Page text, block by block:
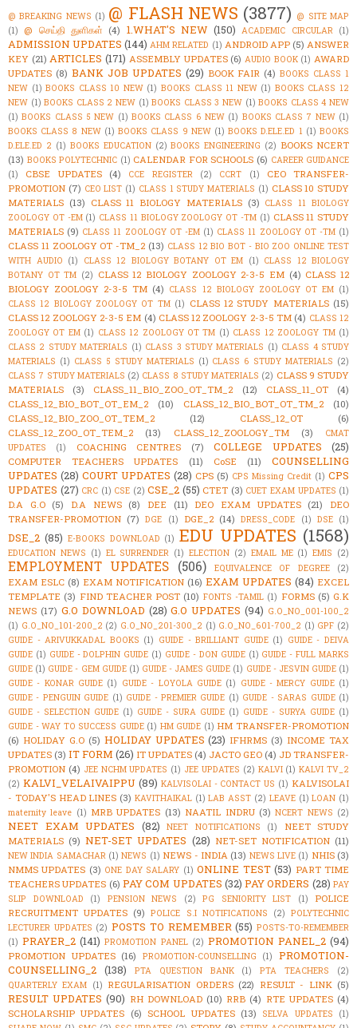
@ BREAKING NEWS (1) @ FLASH NEWS (3877) @ SITE MAP
(1) @ செய்தி துளிகள் (4) 1.WHAT'S NEW (150) ACADEMIC CIRCULAR (1)
ADMISSION UPDATES (144) AHM RELATED (1) ANDROID APP (5) ANSWER
KEY (21) ARTICLES (171) ASSEMBLY UPDATES (6) AUDIO BOOK (1) AWARD
UPDATES (8) BANK JOB UPDATES (29) BOOK FAIR (4) BOOKS CLASS 1
NEW (1) BOOKS CLASS 10 NEW (1) BOOKS CLASS 11 NEW (1) BOOKS CLASS 12
NEW (1) BOOKS CLASS 2 NEW (1) BOOKS CLASS 3 NEW (1) BOOKS CLASS 4 NEW
(1) BOOKS CLASS 5 NEW (1) BOOKS CLASS 6 NEW (1) BOOKS CLASS 7 NEW (1)
BOOKS CLASS 8 NEW (1) BOOKS CLASS 9 NEW (1) BOOKS D.ELE.ED 1 (1) BOOKS
D.ELE.ED 2 (1) BOOKS EDUCATION (2) BOOKS ENGINEERING (2) BOOKS NCERT
(13) BOOKS POLYTECHNIC (1) CALENDAR FOR SCHOOLS (6) CAREER GUIDANCE
(1)
CBSE UPDATES (4) CCE REGISTER (2) CCRT (1)
CEO TRANSFER-
PROMOTION (7) CEO LIST (1) CLASS 1 STUDY MATERIALS (1) CLASS 10 STUDY
MATERIALS (13) CLASS 11 BIOLOGY MATERIALS (3) CLASS 11 BIOLOGY
ZOOLOGY OT -EM (1) CLASS 11 BIOLOGY ZOOLOGY OT -TM (1) CLASS 11 STUDY
MATERIALS (9) CLASS 11 ZOOLOGY OT -EM (1) CLASS 11 ZOOLOGY OT -TM (1)
CLASS 11 ZOOLOGY OT -TM_2 (13) CLASS 12 BIO BOT - BIO ZOO ONLINE TEST
WITH AUDIO (1) CLASS 12 BIOLOGY BOTANY OT EM (1) CLASS 12 BIOLOGY
BOTANY OT TM (2) CLASS 12 BIOLOGY ZOOLOGY 2-3-5 EM (4) CLASS 12
BIOLOGY ZOOLOGY 2-3-5 TM (4) CLASS 12 BIOLOGY ZOOLOGY OT EM (1)
CLASS 12 BIOLOGY ZOOLOGY OT TM (1) CLASS 12 STUDY MATERIALS (15)
CLASS 12 ZOOLOGY 2-3-5 EM (4) CLASS 12 ZOOLOGY 2-3-5 TM (4) CLASS 12
ZOOLOGY OT EM (1) CLASS 12 ZOOLOGY OT TM (1) CLASS 12 ZOOLOGY TM (1)
CLASS 2 STUDY MATERIALS (1) CLASS 3 STUDY MATERIALS (1) CLASS 4 STUDY
MATERIALS (1) CLASS 5 STUDY MATERIALS (1) CLASS 6 STUDY MATERIALS (2)
CLASS 7 STUDY MATERIALS (2) CLASS 8 STUDY MATERIALS (2) CLASS 9 STUDY
MATERIALS
(3) CLASS_11_BIO_ZOO_OT_TM_2 (12) CLASS_11_OT
(4)
CLASS_12_BIO_BOT_OT_EM_2
(10) CLASS_12_BIO_BOT_OT_TM_2
(10)
CLASS_12_BIO_ZOO_OT_TEM_2
(12) CLASS_12_OT
(6)
CLASS_12_ZOO_OT_TEM_2
(13) CLASS_12_ZOOLOGY_TM (3)
CMAT
UPDATES
(1) COACHING CENTRES (7) COLLEGE UPDATES (25)
COMPUTER TEACHERS UPDATES (11) CoSE (11)
COUNSELLING
UPDATES (28) COURT UPDATES (28) CPS (5) CPS Missing Credit (1) CPS
UPDATES (27) CRC (1) CSE (2) CSE_2 (55) CTET (3) CUET EXAM UPDATES (1)
D.A G.O (5) D.A NEWS (8) DEE (11) DEO EXAM UPDATES (21)
DEO
TRANSFER-PROMOTION (7) DGE (1) DGE_2 (14) DRESS_CODE (1) DSE (1)
DSE_2 (85) E-BOOKS DOWNLOAD (1) EDU UPDATES (1568)
EDUCATION NEWS (1) EL SURRENDER (1) ELECTION (2) EMAIL ME (1) EMIS (2)
EMPLOYMENT UPDATES (506) EQUIVALENCE OF DEGREE (2)
EXAM ESLC (8) EXAM NOTIFICATION (16) EXAM UPDATES (84) EXCEL
TEMPLATE (3) FIND TEACHER POST (10) FONTS -TAMIL (1) FORMS (5) G.K
NEWS (17) G.O DOWNLOAD (28) G.O UPDATES (94) G.O_NO_001-100_2
(1) G.O_NO_101-200_2 (2) G.O_NO_201-300_2 (1) G.O_NO_601-700_2 (1) GPF (2)
GUIDE - ARIVUKKADAL BOOKS (1) GUIDE - BRILLIANT GUIDE (1) GUIDE - DEIVA
GUIDE (1) GUIDE - DOLPHIN GUIDE (1) GUIDE - DON GUIDE (1) GUIDE - FULL MARKS
GUIDE (1) GUIDE - GEM GUIDE (1) GUIDE - JAMES GUIDE (1) GUIDE - JESVIN GUIDE (1)
GUIDE - KONAR GUIDE (1) GUIDE - LOYOLA GUIDE (1) GUIDE - MERCY GUIDE (1)
GUIDE - PENGUIN GUIDE (1) GUIDE - PREMIER GUIDE (1) GUIDE - SARAS GUIDE (1)
GUIDE - SELECTION GUIDE (1) GUIDE - SURA GUIDE (1) GUIDE - SURYA GUIDE (1)
GUIDE - WAY TO SUCCESS GUIDE (1) HM GUIDE (1) HM TRANSFER-PROMOTION
(6) HOLIDAY G.O (5) HOLIDAY UPDATES (23) IFHRMS (3) INCOME TAX
UPDATES (3) IT FORM (26) IT UPDATES (4) JACTO GEO (4) JD TRANSFER-
PROMOTION (4) JEE NCHM UPDATES (1) JEE UPDATES (2) KALVI (1) KALVI TV_2
(2) KALVI_VELAIVAIPPU (89) KALVISOLAI - CONTACT US (1) KALVISOLAI
- TODAY'S HEAD LINES (3) KAVITHAIKAL (1) LAB ASST (2) LEAVE (1) LOAN (1)
maternity leave (1) MRB UPDATES (13) NAATIL INDRU (3) NCERT NEWS (2)
NEET EXAM UPDATES (82) NEET NOTIFICATIONS (1)
NEET STUDY
MATERIALS (9) NET-SET UPDATES (28) NET-SET NOTIFICATION (11)
NEW INDIA SAMACHAR (1) NEWS (1) NEWS - INDIA (13) NEWS LIVE (1) NHIS (3)
NMMS UPDATES (3) ONE DAY SALARY (1) ONLINE TEST (53) PART TIME
TEACHERS UPDATES (6) PAY COM UPDATES (32) PAY ORDERS (28) PAY
SLIP DOWNLOAD
(1) PENSION NEWS (2) PG SENIORITY LIST (1)
POLICE
RECRUITMENT UPDATES (9) POLICE S.I NOTIFICATIONS (2) POLYTECHNIC
LECTURER UPDATES (2) POSTS TO REMEMBER (55) POSTS-TO-REMEMBER
(1) PRAYER_2 (141) PROMOTION PANEL (2) PROMOTION PANEL_2 (94)
PROMOTION UPDATES (16) PROMOTION-COUNSELLING (1)
PROMOTION-
COUNSELLING_2 (138) PTA QUESTION BANK (1) PTA TEACHERS
(2)
QUARTERLY EXAM (1) REGULARISATION ORDERS (22) RESULT - LINK (5)
RESULT UPDATES (90) RH DOWNLOAD (10) RRB (4) RTE UPDATES (4)
SCHOLARSHIP UPDATES (6) SCHOOL UPDATES (13) SELVA UPDATES
(1)